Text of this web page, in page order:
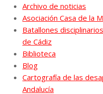
Archivo de noticias
Asociación Casa de la
Batallones
de Cádiz
Biblioteca
Blog
Cartografía de las
Andalucía